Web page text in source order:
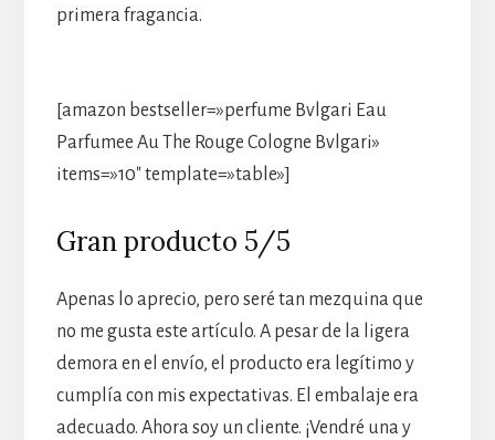
primera fragancia.
[amazon bestseller=»perfume Bvlgari Eau
Parfumee Au The Rouge Cologne Bvlgari»
items=»10″ template=»table»]
Gran producto 5/5
Apenas lo aprecio, pero seré tan mezquina que
no me gusta este artículo. A pesar de la ligera
demora en el envío, el producto era legítimo y
cumplía con mis expectativas. El embalaje era
adecuado. Ahora soy un cliente. ¡Vendré una y